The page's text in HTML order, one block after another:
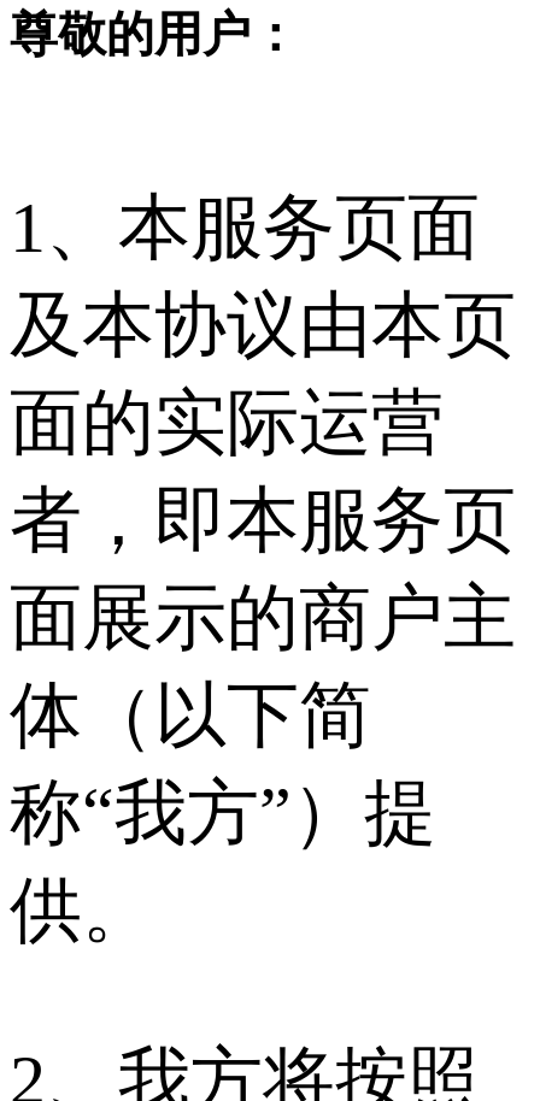
尊敬的用户：
1、本服务页面
及本协议由本页
面的实际运营
者，即本服务页
面展示的商户主
体（以下简
称“我方”）提
供。
2、我方将按照